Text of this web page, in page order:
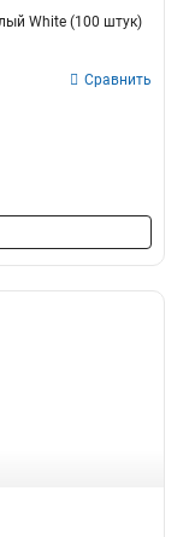
White (100 штук)
Сравнить